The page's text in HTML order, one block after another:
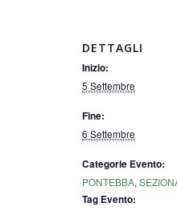
DETTAGLI
Inizio:
5 Settembre
Fine:
6 Settembre
Categorie Evento:
PONTEBBA,
Tag Evento: